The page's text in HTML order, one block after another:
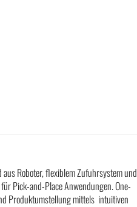
Roboter, flexiblem Zufuhrsystem und
Pick-and-Place Anwendungen. One-
Produktumstellung mittels intuitiven